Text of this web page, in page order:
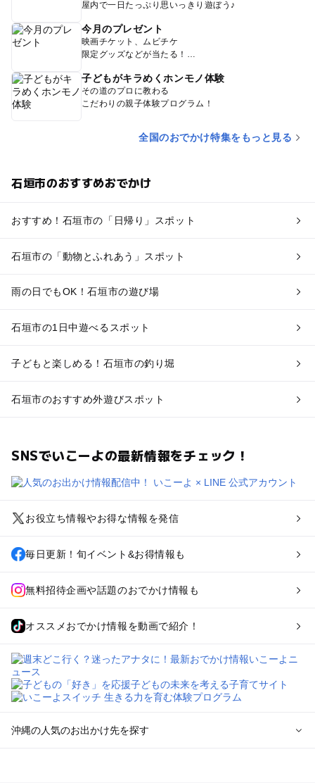
屋内で一日たっぷり思いっきり遊ぼう♪
今月のプレゼント
映画チケット、ムビチケ
限定グッズなどが当たる！
子どもがキラめくホンモノ体験
その道のプロに教わる
こだわりの親子体験プログラム！
全国のおでかけ特集をもっと見る
石垣市のおすすめおでかけ
おすすめ！石垣市の「日帰り」スポット
石垣市の「動物とふれあう」スポット
雨の日でもOK！石垣市の遊び場
石垣市の1日中遊べるスポット
子どもと楽しめる！石垣市の釣り堀
石垣市のおすすめ外遊びスポット
SNSでいこーよの最新情報をチェック！
お役立ち情報やお得な情報を発信
毎日更新！旬イベント&お得情報も
無料招待企画や話題のおでかけ情報も
オススメおでかけ情報を動画で紹介！
沖縄の人気のお出かけ先を探す